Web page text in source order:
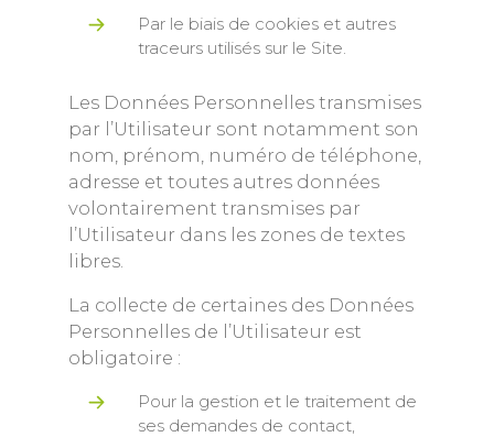
Par le biais de cookies et autres
traceurs utilisés sur le Site.
Les Données Personnelles transmises
par l’Utilisateur sont notamment son
nom, prénom, numéro de téléphone,
adresse et toutes autres données
volontairement transmises par
l’Utilisateur dans les zones de textes
libres.
La collecte de certaines des Données
Personnelles de l’Utilisateur est
obligatoire :
Pour la gestion et le traitement de
ses demandes de contact,